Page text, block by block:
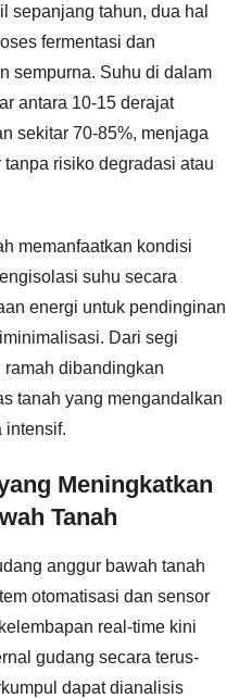
sepanjang tahun, dua hal
fermentasi dan
sempurna. Suhu di dalam
antara 10-15 derajat
sekitar 70-85%, menjaga
risiko degradasi atau
memanfaatkan kondisi
suhu secara
energi untuk pendinginan
Dari segi
ramah dibandingkan
tanah yang mengandalkan
intensif.
Meningkatkan
Tanah
anggur bawah tanah
otomatisasi dan sensor
real-time kini
gudang secara terus-
dapat dianalisis